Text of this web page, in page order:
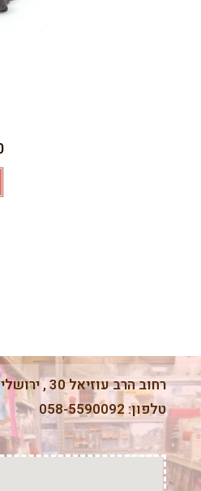
רחוב הרב עוזיאל 30 , ירושלים.
טלפון: 058-5590092